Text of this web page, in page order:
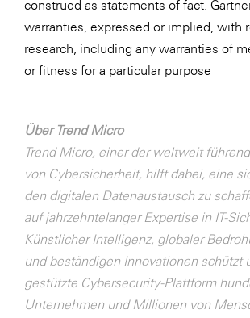
construed as statements of fact.
warranties, expressed or implied, with
research, including any warranties of
or fitness for a particular purpose
Über Trend Micro
Trend Micro, einer der weltweit
von Cybersicherheit, hilft dabei, eine
den digitalen Datenaustausch zu
auf jahrzehntelanger Expertise in IT-
Künstlicher Intelligenz, globaler
und beständigen Innovationen schützt
gestützte Cybersecurity-Plattform
Unternehmen und Millionen von